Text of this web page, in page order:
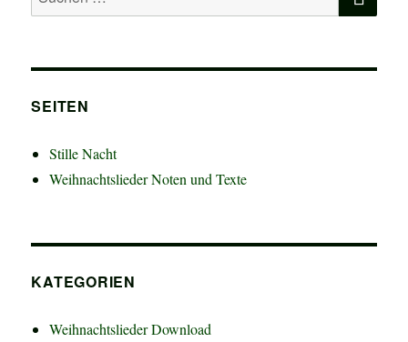
nach:
SEITEN
Stille Nacht
Weihnachtslieder Noten und Texte
KATEGORIEN
Weihnachtslieder Download